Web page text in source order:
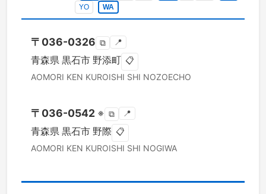
YO
WA
〒 036-0326 ⧉ 📍
青森県 黒石市 野添町 📋
AOMORI KEN KUROISHI SHI NOZOECHO
〒 036-0542 ※ ⧉ 📍
青森県 黒石市 野際 📋
AOMORI KEN KUROISHI SHI NOGIWA